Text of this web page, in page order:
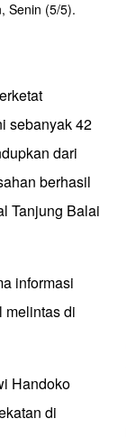
Senin (5/5).
sebanyak 42
dari
berhasil
Tanjung Balai
informasi
melintas di
Handoko
di